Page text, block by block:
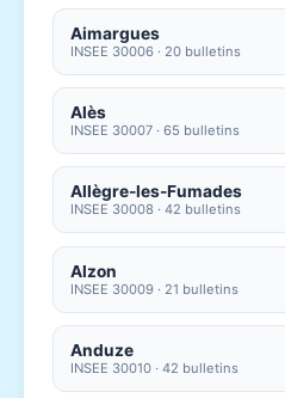
Aimargues
INSEE 30006 · 20 bulletins
Alès
INSEE 30007 · 65 bulletins
Allègre-les-Fumades
INSEE 30008 · 42 bulletins
Alzon
INSEE 30009 · 21 bulletins
Anduze
INSEE 30010 · 42 bulletins